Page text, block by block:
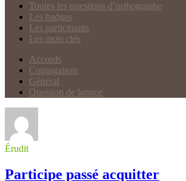
Toutes les questions d’orthographe
Les badges
Les participants
Les mots clés
Accords
Conjugaison
Général
Question de langue
Érudit
Participe passé acquitter